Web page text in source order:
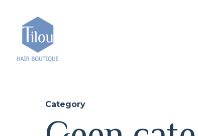
Category